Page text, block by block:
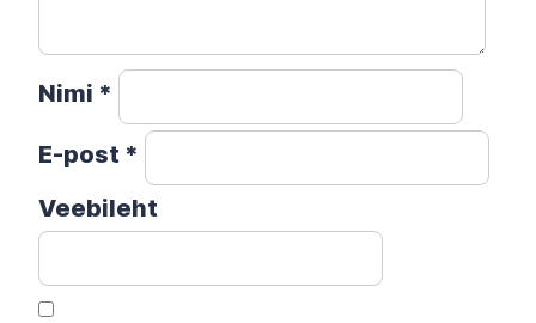
Nimi *
E-post *
Veebileht